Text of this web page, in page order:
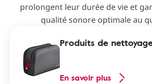
prolongent leur durée de vie et
qualité sonore optimale au
Produits de
En savoir plus